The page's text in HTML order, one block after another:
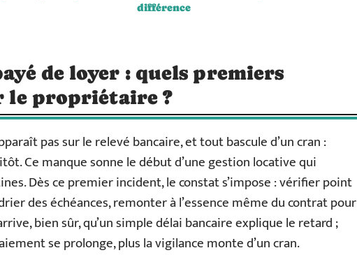
différence
de loyer : quels premiers
le propriétaire ?
pas sur le relevé bancaire, et tout bascule d’un cran :
Ce manque sonne le début d’une gestion locative qui
Dès ce premier incident, le constat s’impose : vérifier point
des échéances, remonter à l’essence même du contrat pour
bien sûr, qu’un simple délai bancaire explique le retard ;
se prolonge, plus la vigilance monte d’un cran.